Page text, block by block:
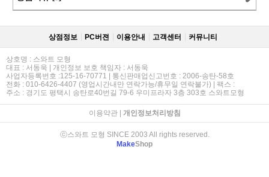
상점정보 PC버젼 이용안내 고객센터 커뮤니티
상호명 : 스와트 모형
대표 : 서동욱 | 개인정보 보호 책임자 : 서동욱
사업자등록번호 :125-16-70771 | 통신판매업신고번호 : 2006-송탄-58호
전화 : 010-6426-4407 (영업시간내만 연락가능/휴무일 연락불가) | 팩스 :
주소 : 경기도 평택시 송탄로40번길 79-6 우미프라자 3층 303호 스와트모형
이용약관| 개인정보처리방침
ⓒ스와트 모형 SINCE 2003 All rights reserved.
MakeShop